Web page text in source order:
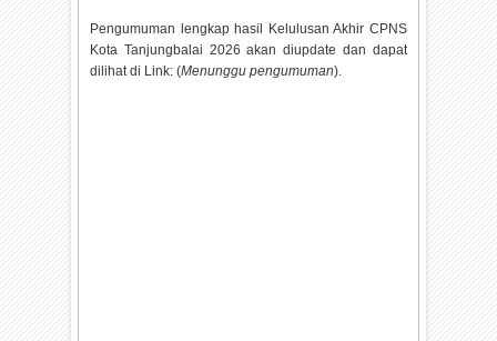
Pengumuman lengkap hasil Kelulusan Akhir CPNS
Kota Tanjungbalai 2026 akan diupdate dan dapat
dilihat di Link: (Menunggu pengumuman).